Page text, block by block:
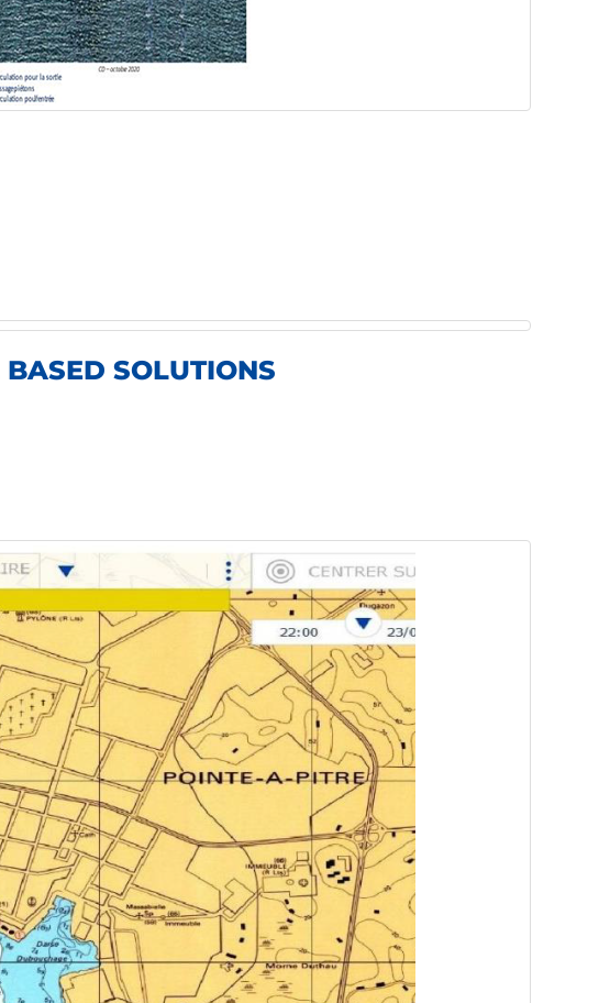
SOLUTIONS